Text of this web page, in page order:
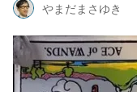
やまだまさゆき